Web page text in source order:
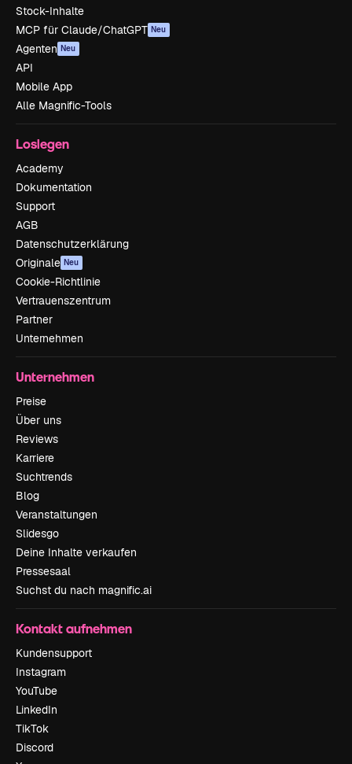
Stock-Inhalte
MCP für Claude/ChatGPT Neu
Agenten Neu
API
Mobile App
Alle Magnific-Tools
Loslegen
Academy
Dokumentation
Support
AGB
Datenschutzerklärung
Originale Neu
Cookie-Richtlinie
Vertrauenszentrum
Partner
Unternehmen
Unternehmen
Preise
Über uns
Reviews
Karriere
Suchtrends
Blog
Veranstaltungen
Slidesgo
Deine Inhalte verkaufen
Pressesaal
Suchst du nach magnific.ai
Kontakt aufnehmen
Kundensupport
Instagram
YouTube
LinkedIn
TikTok
Discord